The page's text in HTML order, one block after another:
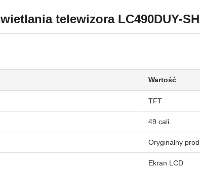
telewizora LC490DUY-
Wartość
TFT
49 cali.
Oryginalny
Ekran LCD